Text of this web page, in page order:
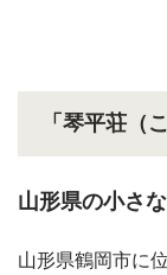
「琴平荘（
山形県の小さ
山形県鶴岡市に